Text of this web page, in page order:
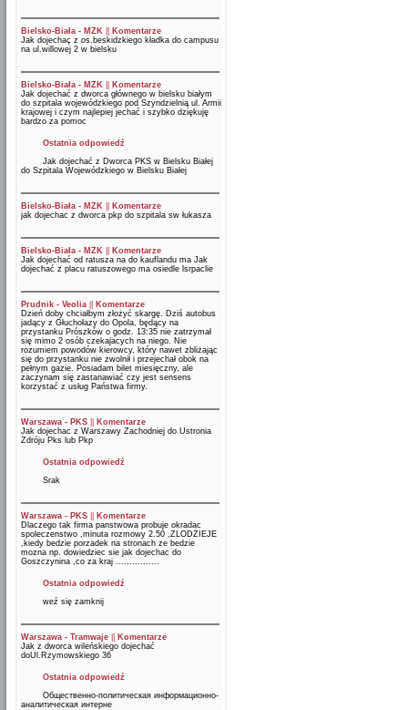
Bielsko-Biała - MZK
Komentarze
Jak dojechaç z os.beskidzkiego kładka do campusu
na ul.willowej 2 w bielsku
Bielsko-Biała - MZK
Komentarze
Jak dojechać z dworca głównego w bielsku białym
do szpitala wojewódzkiego pod Szyndzielnią ul. Armii
krajowej i czym najlepiej jechać i szybko dziękuję
bardzo za pomoc
Ostatnia odpowiedź
Jak dojechać z Dworca PKS w Bielsku Białej
do Szpitala Wojewódzkiego w Bielsku Białej
Bielsko-Biała - MZK
Komentarze
jak dojechac z dworca pkp do szpitala sw łukasza
Bielsko-Biała - MZK
Komentarze
Jak dojechać od ratusza na do kauflandu ma Jak
dojechać z placu ratuszowego ma osiedle lsrpaclie
Prudnik - Veolia
Komentarze
Dzień doby chciałbym złożyć skargę. Dziś autobus
jadący z Głuchołazy do Opola, będący na
przystanku Prószków o godz. 13:35 nie zatrzymał
się mimo 2 osób czekajacych na niego. Nie
rozumiem powodów kierowcy, który nawet zbliżając
się do przystanku nie zwolnił i przejechał obok na
pełnym gazie. Posiadam bilet miesięczny, ale
zaczynam się zastanawiać czy jest sensens
korzystać z usług Państwa firmy.
Warszawa - PKS
Komentarze
Jak dojechac z Warszawy Zachodniej do Ustronia
Zdróju Pks lub Pkp
Ostatnia odpowiedź
Srak
Warszawa - PKS
Komentarze
Dlaczego tak firma panstwowa probuje okradac
spoleczenstwo ,minuta rozmowy 2.50 ,ZLODZIEJE
,kiedy bedzie porzadek na stronach ze bedzie
mozna np. dowiedziec sie jak dojechac do
Goszczynina ,co za kraj ................
Ostatnia odpowiedź
weź się zamknij
Warszawa - Tramwaje
Komentarze
Jak z dworca wileńskiego dojechać
doUl.Rzymowskiego 36
Ostatnia odpowiedź
Общественно-политическая информационно-
аналитическая интерне